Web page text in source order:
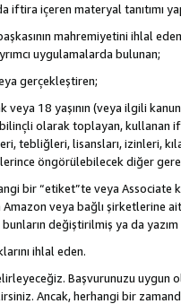
iftira içeren materyal tanıtımı
mahremiyetini ihlal
uygulamalarda bulunan;
gerçekleştiren;
18 yaşının (veya ilgili
olarak toplayan, kullanan
tebliğleri, lisansları, izinleri,
öngörülebilecek diğer
bir “etiket”te veya
Amazon veya bağlı şirketlerine
değiştirilmiş ya da
ihlal eden.
Başvurunuzu uygun
Ancak, herhangi bir